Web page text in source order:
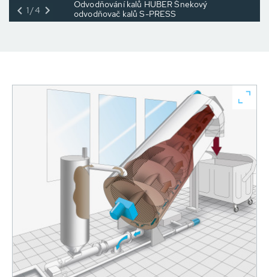
Odvodňování kalů HUBER Šnekový
odvodňovač kalů S-PRESS
1/4